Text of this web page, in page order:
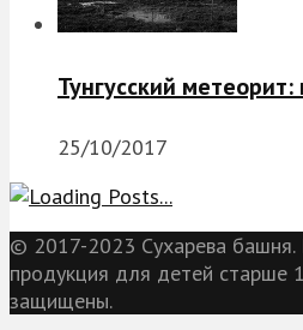
Тунгусский
25/10/2017
© 2017-2023 Сухарева
продукция для детей старше
защищены.